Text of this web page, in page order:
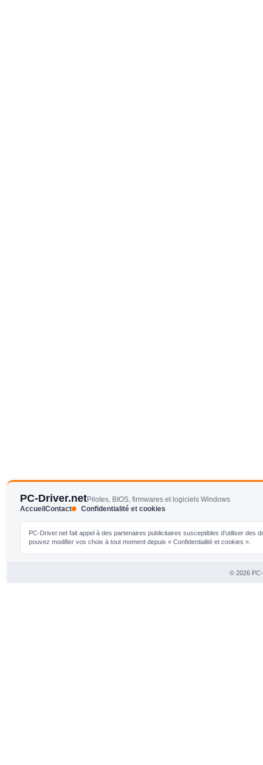
PC-Driver.netPilotes, BIOS, firmwares et logiciels Windows
AccueilContact Confidentialité et cookies
PC-Driver.net fait appel à des partenaires publicitaires susceptibles d'utiliser
pouvez modifier vos choix à tout moment depuis « Confidentialité et cookies ».
© 2026